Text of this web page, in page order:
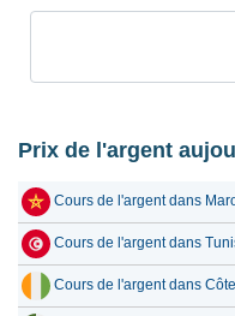
Prix de l'argent
Cours de l'argent dans
Cours de l'argent dans
Cours de l'argent dans